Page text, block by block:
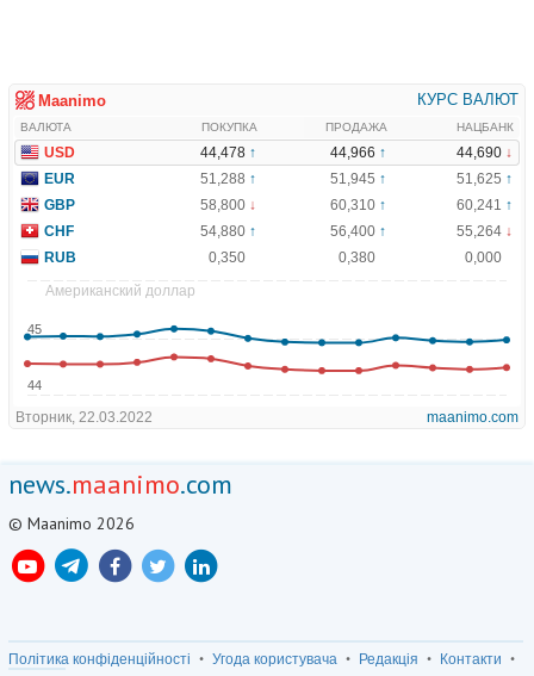
news.maanimo.com
© Maanimo 2026
Політика конфіденційності Угода користувача Редакція
Контакти